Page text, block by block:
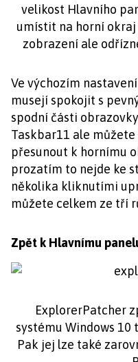
velikost Hlavního
umístit na horní okraj
zobrazení ale
Ve výchozím
musejí spokojit s
spodní části
Taskbar11 ale
přesunout k hornímu
prozatím to nejde ke
několika kliknutími
můžete celkem ze tří
Zpět k Hlavnímu
ExplorerPatcher
systému Windows 10
Pak jej lze také